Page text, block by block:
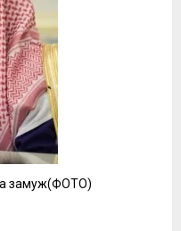
замуж(ФОТО)